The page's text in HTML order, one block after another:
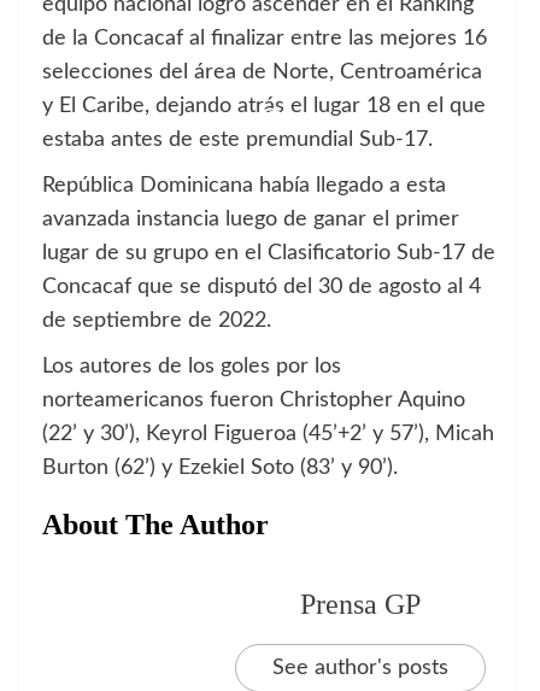
equipo nacional logró ascender en el Ranking
de la Concacaf al finalizar entre las mejores 16
selecciones del área de Norte, Centroamérica
y El Caribe, dejando atrás el lugar 18 en el que
estaba antes de este premundial Sub-17.
República Dominicana había llegado a esta
avanzada instancia luego de ganar el primer
lugar de su grupo en el Clasificatorio Sub-17 de
Concacaf que se disputó del 30 de agosto al 4
de septiembre de 2022.
Los autores de los goles por los
norteamericanos fueron Christopher Aquino
(22’ y 30’), Keyrol Figueroa (45’+2’ y 57’), Micah
Burton (62’) y Ezekiel Soto (83’ y 90’).
About The Author
Prensa GP
See author's posts